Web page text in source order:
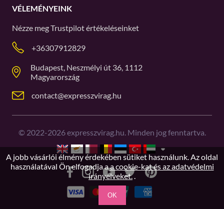
VÉLEMÉNYEINK
Nézze megTrustpilotértékeléseinket
+36307912829
Budapest, Neszmélyi út 36, 1112
Magyarország
contact@expresszvirag.hu
© 2022-2026expresszvirag.hu. Minden jog fenntartva.
A jobb vásárlói élmény érdekében sütiket használunk. Az oldal
használatával Ön elfogadja aa cookie-kat és az adatvédelmi
irányelveket..
OK